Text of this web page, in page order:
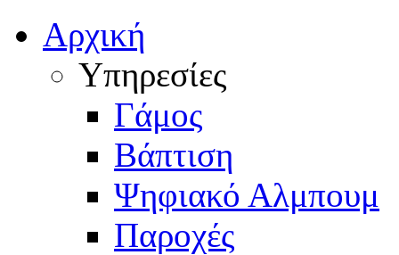
Αρχική
Υπηρεσίες
Γάμος
Βάπτιση
Ψηφιακό Αλμπουμ
Παροχές